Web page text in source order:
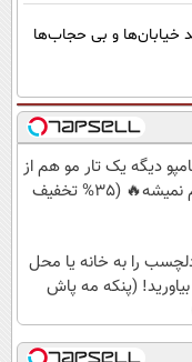
بریزند خیابان‌ها و بی حجاب‌ها
دیگه یک تار مو هم از
سرت کم نمیشه🔥 (35% تخفیف
را به خانه یا محل
(پنکه مه پاش